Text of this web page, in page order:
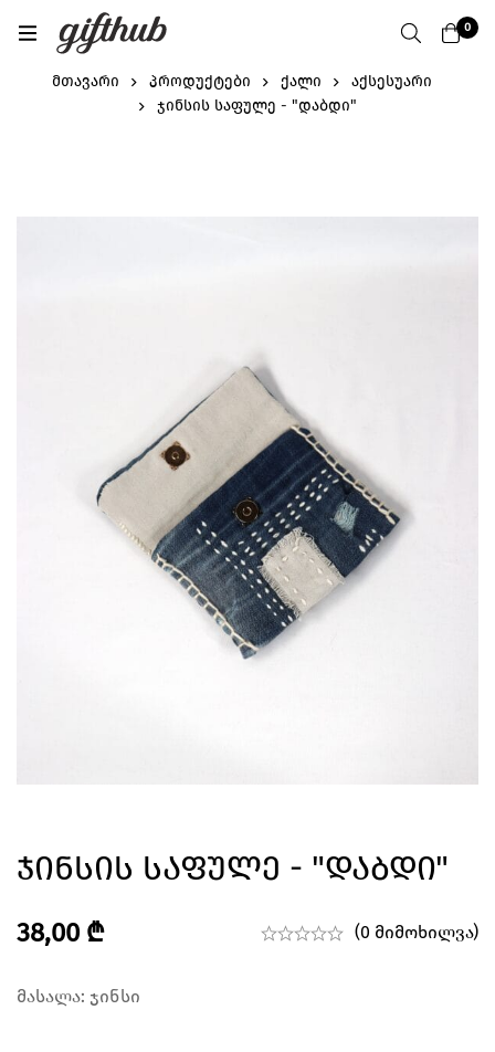
0
მთავარი პროდუქტები ქალი
აქსესუარი
ჯინსის საფულე - "დაბდი"
Ჯინსის Საფულე - "დაბდი"
38,00 ₾ (0 მიმოხილვა)
მასალა: ჯინსი